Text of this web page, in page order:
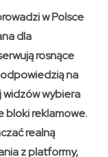
w Polsce
dla
rosnące
na
wybiera
bloki reklamowe.
realną
z platformy,